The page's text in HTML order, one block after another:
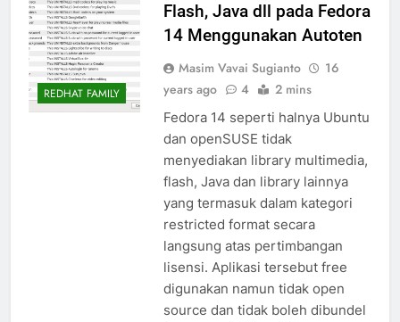
REDHAT FAMILY
Flash, Java dll pada Fedora
14 Menggunakan Autoten
Masim Vavai Sugianto
16
years ago
4 2 mins
Fedora 14 seperti halnya Ubuntu
dan openSUSE tidak
menyediakan library multimedia,
flash, Java dan library lainnya
yang termasuk dalam kategori
restricted format secara
langsung atas pertimbangan
lisensi. Aplikasi tersebut free
digunakan namun tidak open
source dan tidak boleh dibundel